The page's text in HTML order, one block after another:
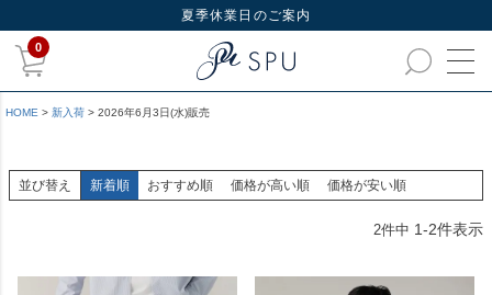
夏季休業日のご案内
0
HOME 新入荷 2026年6月3日(水)販売
並び替え 新着順 おすすめ順 価格が高い順 価格が安い順
2件中 1-2件表示